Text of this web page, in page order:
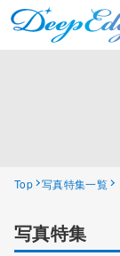
Top 写真特集一覧
写真特集